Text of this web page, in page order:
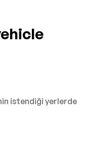
istendiği yerlerde